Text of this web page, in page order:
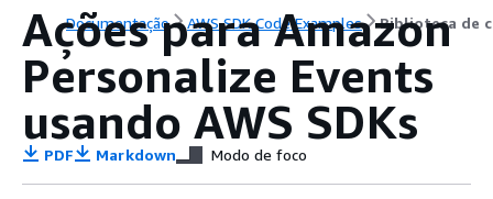
Documentação AWS SDK Code Examples Biblioteca de
Ações para Amazon
Personalize Events
usando AWS SDKs
PDF Markdown Modo de foco